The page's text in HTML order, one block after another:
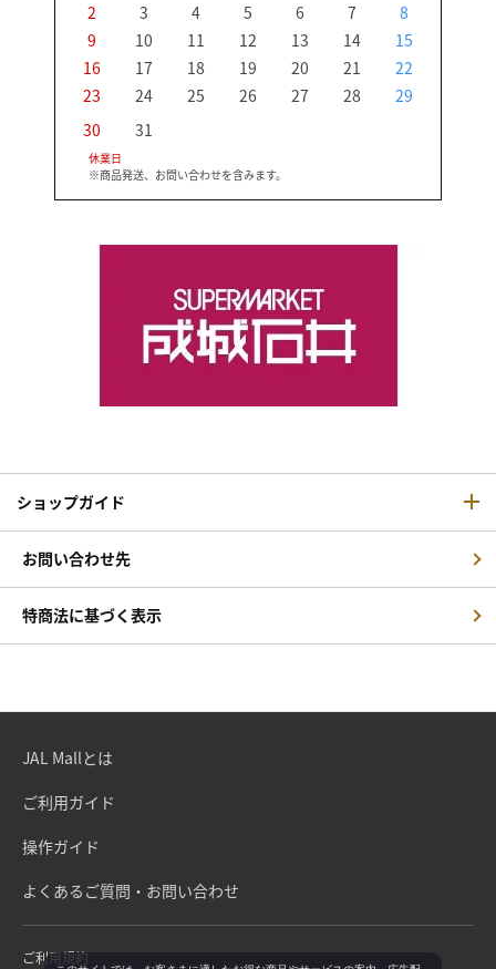
2
3 4 5 6 7
8
9
10 11 12 13 14
15
16
17 18 19 20 21
22
23
24 25 26 27 28
29
30
31
休業日
※商品発送、お問い合わせを含みます。
ショップガイド
お問い合わせ先
特商法に基づく表示
JAL Mallとは
ご利用ガイド
操作ガイド
よくあるご質問・お問い合わせ
ご利用規約